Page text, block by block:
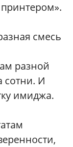
смесь
разной
сотни. И
имиджа.